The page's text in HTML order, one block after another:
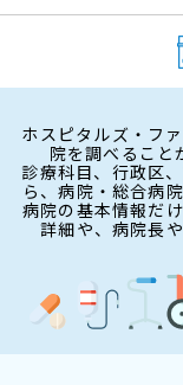
ホスピタルズ・フ
院を調べること
診療科目、行政区
ら、病院・総合病
病院の基本情報だ
詳細や、病院長